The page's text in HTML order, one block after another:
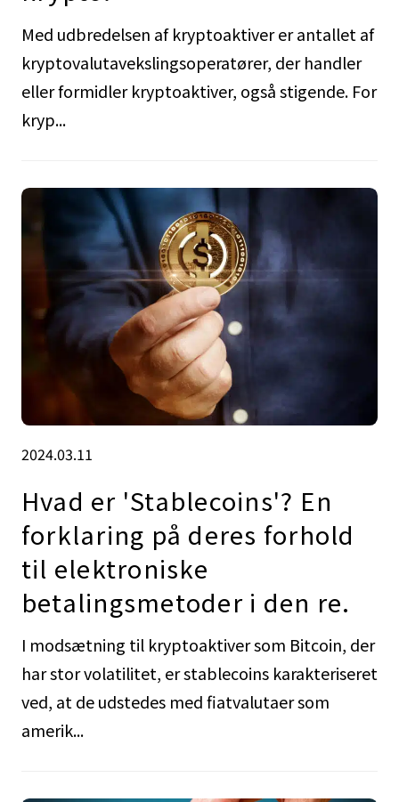
Med udbredelsen af kryptoaktiver er antallet af
kryptovalutavekslingsoperatører, der handler
eller formidler kryptoaktiver, også stigende. For
kryp...
2024.03.11
Hvad er 'Stablecoins'? En
forklaring på deres forhold
til elektroniske
betalingsmetoder i den re.
I modsætning til kryptoaktiver som Bitcoin, der
har stor volatilitet, er stablecoins karakteriseret
ved, at de udstedes med fiatvalutaer som
amerik...